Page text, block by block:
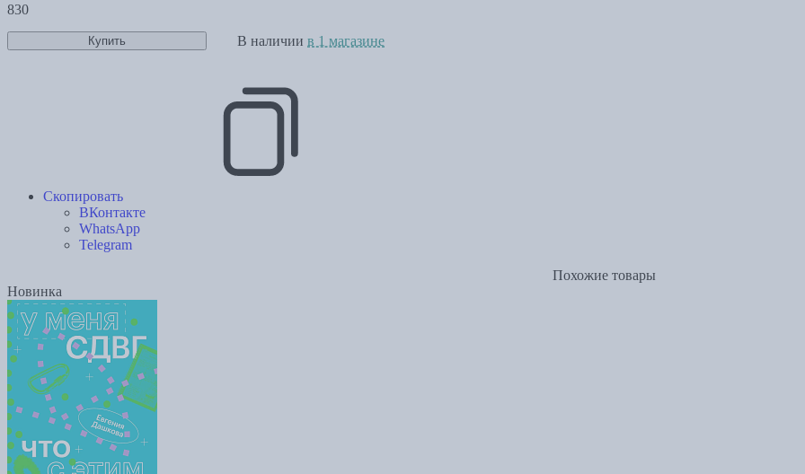
830
Купить В наличии в 1 магазине
Скопировать
ВКонтакте
WhatsApp
Telegram
Похожие товары
Новинка